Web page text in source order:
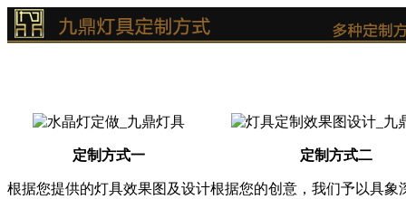
定制方式一
根据您提供的灯具效果图及设计
定制方式二
根据您的创意，我们予以具象